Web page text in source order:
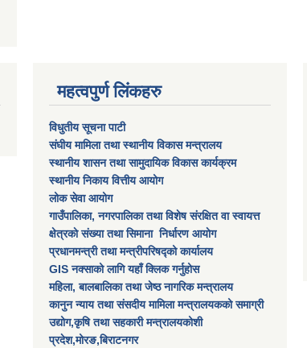
महत्वपुर्ण लिंकहरु
विधुतीय सूचना पाटी
संघीय मामिला तथा स्थानीय विकास मन्त्रालय
स्थानीय शासन तथा सामुदायिक विकास कार्यक्रम
स्थानीय निकाय वित्तीय आयोग
लोक सेवा आयोग
गाउँपालिका, नगरपालिका तथा विशेष स‌ंरक्षित वा स्वायत्त
क्षेत्रकाे स‌ंख्या तथा सिमाना निर्धारण आयाेग
प्रधानमन्त्री तथा मन्त्रीपरिषद्को कार्यालय
GIS नक्साको लागि यहाँ क्लिक गर्नुहोस
महिला, बालबालिका तथा जेष्ठ नागरिक मन्त्रालय
कानुन न्याय तथा संसदीय मामिला मन्त्रालयकको समाग्री
उद्योग,कृषि तथा सहकारी मन्त्रालयकोशी
प्रदेश,मोरङ,बिराटनगर